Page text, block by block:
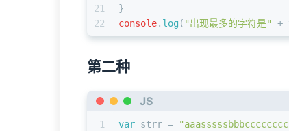
21
22
}
console. log( "出现最多的字符是" +
第二种
JS
1
var strr =